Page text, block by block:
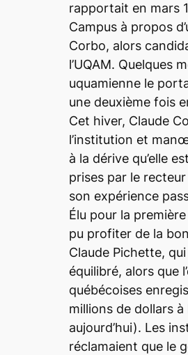
rapportait en mars
Campus à propos
Corbo, alors
l’UQAM. Quelques
uquamienne le
une deuxième fois
Cet hiver, Claude
l’institution et
à la dérive qu’elle
prises par le
son expérience
Élu pour la
pu profiter de la
Claude Pichette,
équilibré, alors que
québécoises
millions de dollars à
aujourd’hui). Les
réclamaient que le